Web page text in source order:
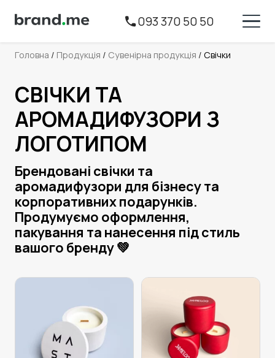
093 370 50 50
Головна / Продукція / Сувенірна продукція / Свічки
СВІЧКИ ТА
АРОМАДИФУЗОРИ З
ЛОГОТИПОМ
Брендовані свічки та
аромадифузори для бізнесу та
корпоративних подарунків.
Продумуємо оформлення,
пакування та нанесення під стиль
вашого бренду 💚